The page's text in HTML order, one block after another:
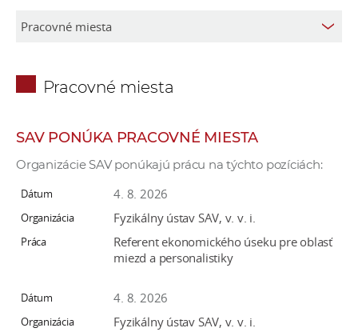
i
r
Pracovné miesta
SAV PONÚKA PRACOVNÉ MIESTA
Organizácie SAV ponúkajú prácu na týchto pozíciách:
4. 8. 2026
Fyzikálny ústav SAV, v. v. i.
Referent ekonomického úseku pre oblasť
miezd a personalistiky
4. 8. 2026
Fyzikálny ústav SAV, v. v. i.